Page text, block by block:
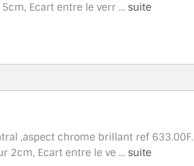
Ecart entre le verr ... suite
,aspect chrome brillant ref 633.00F.
2cm, Ecart entre le ve ... suite